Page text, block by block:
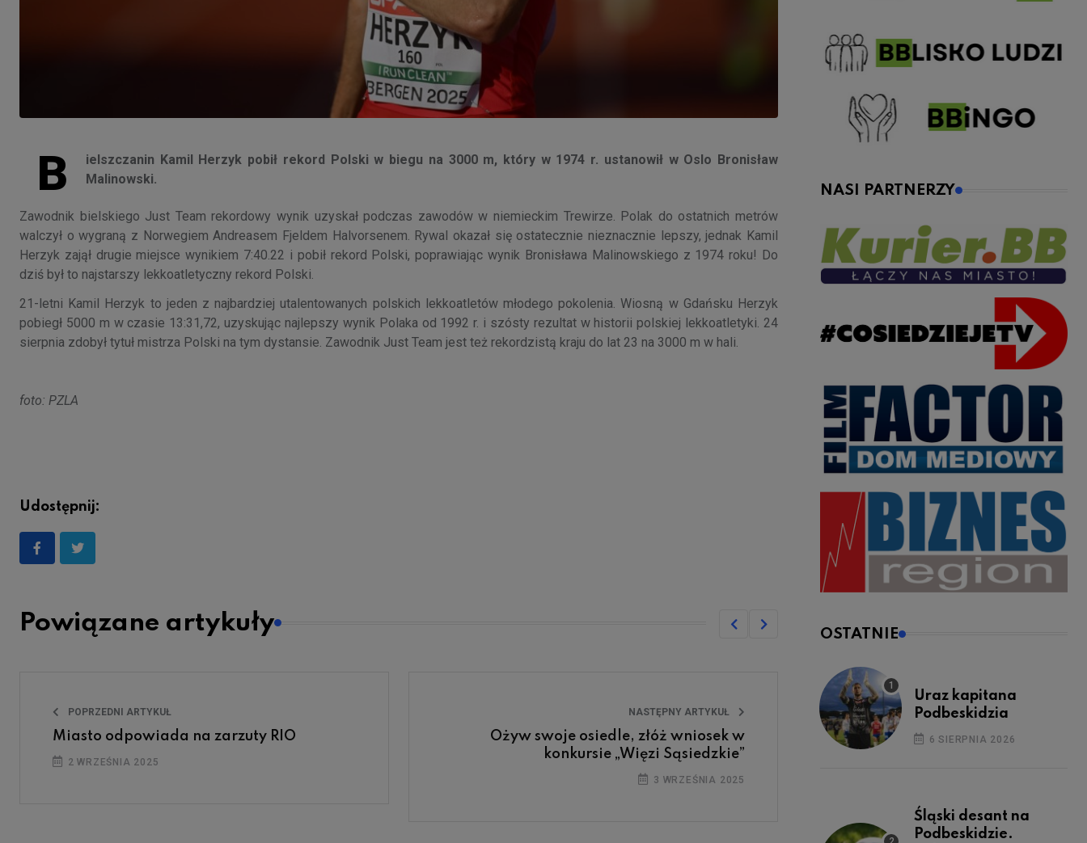
B
ielszczanin Kamil Herzyk pobił rekord Polski w biegu na 3000 m, który w 1974 r. ustanowił w Oslo Bronisław
Malinowski.
Zawodnik bielskiego Just Team rekordowy wynik uzyskał podczas zawodów w niemieckim Trewirze. Polak do ostatnich metrów
walczył o wygraną z Norwegiem Andreasem Fjeldem Halvorsenem. Rywal okazał się ostatecznie nieznacznie lepszy, jednak Kamil
Herzyk zajął drugie miejsce wynikiem 7:40.22 i pobił rekord Polski, poprawiając wynik Bronisława Malinowskiego z 1974 roku! Do
dziś był to najstarszy lekkoatletyczny rekord Polski.
21-letni Kamil Herzyk to jeden z najbardziej utalentowanych polskich lekkoatletów młodego pokolenia. Wiosną w Gdańsku Herzyk
pobiegł 5000 m w czasie 13:31,72, uzyskując najlepszy wynik Polaka od 1992 r. i szósty rezultat w historii polskiej lekkoatletyki. 24
sierpnia zdobył tytuł mistrza Polski na tym dystansie. Zawodnik Just Team jest też rekordzistą kraju do lat 23 na 3000 m w hali.
foto: PZLA
Udostępnij:
Powiązane artykuły
POPRZEDNI ARTYKUŁ
Miasto odpowiada na zarzuty RIO
2 WRZEŚNIA 2025
NASTĘPNY ARTYKUŁ
Ożyw swoje osiedle, złóż wniosek w
konkursie „Więzi Sąsiedzkie”
3 WRZEŚNIA 2025
NASI PARTNERZY
OSTATNIE
Uraz kapitana
Podbeskidzia
6 SIERPNIA 2026
Śląski desant na
Podbeskidzie.